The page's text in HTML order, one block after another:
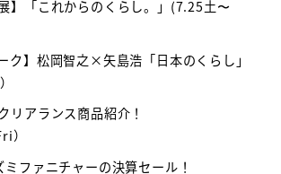
】「これからのくらし。」(7.25土〜
ク】松岡智之×矢島浩「日本のくらし」
リアランス商品紹介！
）
ミファニチャーの決算セール！